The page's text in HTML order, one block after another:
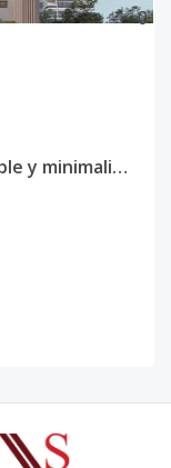
0
Proyecto de Apartamento accesible y minimalista en el centro de la ciudad, Bella Vista